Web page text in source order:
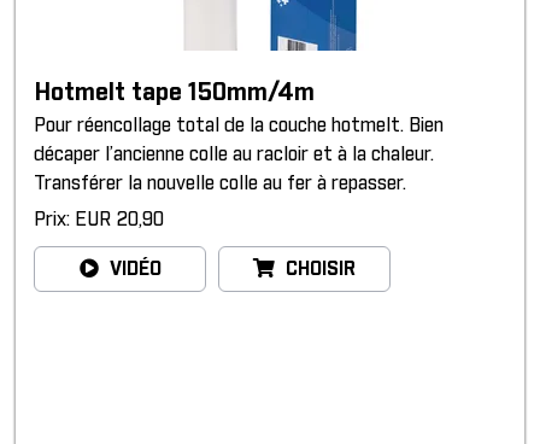
Hotmelt tape 150mm/4m
Pour réencollage total de la couche hotmelt. Bien
décaper l’ancienne colle au racloir et à la chaleur.
Transférer la nouvelle colle au fer à repasser.
Prix: EUR 20,90
VIDÉO CHOISIR